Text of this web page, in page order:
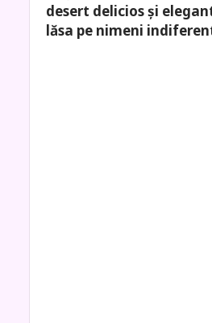
desert delicios și
lăsa pe nimeni